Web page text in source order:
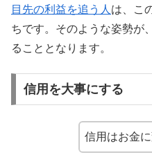
目先の利益を追う人 は、こ
ちです。そのような姿勢が
ることとなります。
信用を大事にする
信用はお金